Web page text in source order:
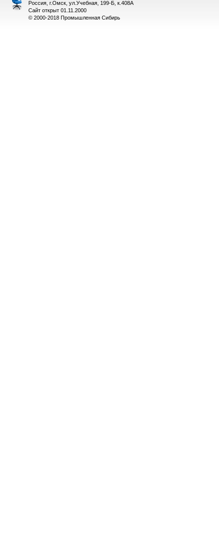
Россия, г.Омск, ул.Учебная, 199-Б, к.408А
Сайт открыт 01.11.2000
© 2000-2018 Промышленная Сибирь